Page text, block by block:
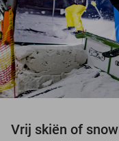
Vrij skiën of